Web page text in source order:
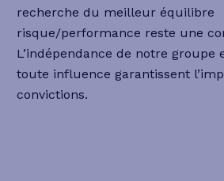
recherche du meilleur équilibre
risque/performance reste une
L’indépendance de notre groupe
toute influence garantissent
convictions.